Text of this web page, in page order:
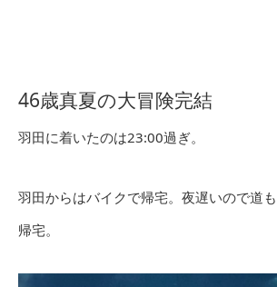
46歳真夏の大冒険完結
羽田に着いたのは23:00過ぎ。
羽田からはバイクで帰宅。夜遅いので道
帰宅。